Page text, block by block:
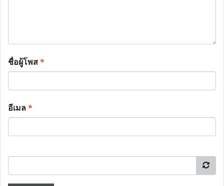
ชื่อผู้โพส*
อีเมล*